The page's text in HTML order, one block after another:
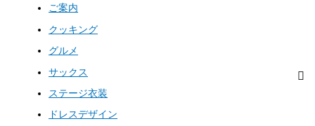
ご案内
クッキング
グルメ
サックス
ステージ衣装
ドレスデザイン